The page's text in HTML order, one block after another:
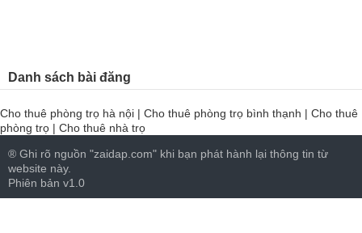
Danh sách bài đăng
Cho thuê phòng trọ hà nội | Cho thuê phòng trọ bình thạnh | Cho thuê
phòng trọ | Cho thuê nhà trọ
® Ghi rõ nguồn "zaidap.com" khi bạn phát hành lại thông tin từ
website này.
Phiên bản v1.0